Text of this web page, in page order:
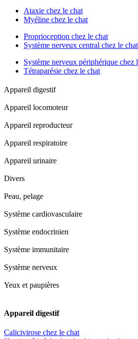
Ataxie chez le chat
Myéline chez le chat
Proprioception chez le chat
Système nerveux central chez le chat
Système nerveux périphérique chez
Tétraparésie chez le chat
Appareil digestif
Appareil locomoteur
Appareil reproducteur
Appareil respiratoire
Appareil urinaire
Divers
Peau, pelage
Système cardiovasculaire
Système endocrinien
Système immunitaire
Système nerveux
Yeux et paupières
Appareil digestif
Calicivirose chez le chat